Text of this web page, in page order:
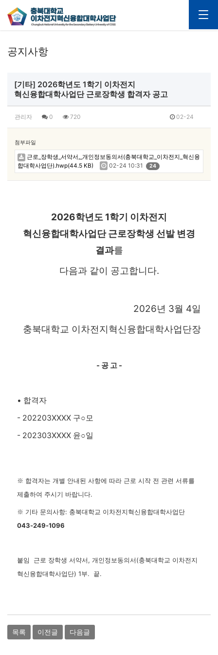
공지사항
[기타] 2026학년도 1학기 이차전지
혁신융합대학사업단 근로장학생 합격자 공고
관리자 0 720 02-24
첨부파일
근로_장학생_서약서,_개인정보동의서(충북대학교_이차전지_혁신융
합대학사업단).hwp(44.5 KB)
02-24 10:31 24
2026학년도 1학기 이차전지
혁신융합대학사업단 근로장학생 선발 변경
결과를
다음과 같이 공고합니다.
2026년 3월 4일
충북대학교 이차전지혁신융합대학사업단장
- 공 고 -
• 합격자
- 202203XXXX 구○모
- 202303XXXX 윤○일
※ 합격자는 개별 안내된 사항에 따라 근로 시작 전 관련 서류를
제출하여 주시기 바랍니다.
※ 기타 문의사항: 충북대학교 이차전지혁신융합대학사업단
043-249-1096
붙임 근로 장학생 서약서, 개인정보동의서(충북대학교 이차전지
혁신융합대학사업단) 1부. 끝.
목록 이전글 다음글